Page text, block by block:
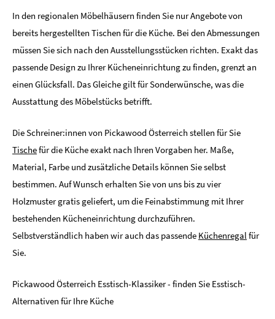
In den regionalen Möbelhäusern finden Sie nur Angebote von
bereits hergestellten Tischen für die Küche. Bei den Abmessungen
müssen Sie sich nach den Ausstellungsstücken richten. Exakt das
passende Design zu Ihrer Kücheneinrichtung zu finden, grenzt an
einen Glücksfall. Das Gleiche gilt für Sonderwünsche, was die
Ausstattung des Möbelstücks betrifft.
Die Schreiner:innen von Pickawood Österreich stellen für Sie
Tischefür die Küche exakt nach Ihren Vorgaben her. Maße,
Material, Farbe und zusätzliche Details können Sie selbst
bestimmen. Auf Wunsch erhalten Sie von uns bis zu vier
Holzmuster gratis geliefert, um die Feinabstimmung mit Ihrer
bestehenden Kücheneinrichtung durchzuführen.
Selbstverständlich haben wir auch das passende Küchenregalfür
Sie.
Pickawood Österreich Esstisch-Klassiker - finden Sie Esstisch-
Alternativen für Ihre Küche